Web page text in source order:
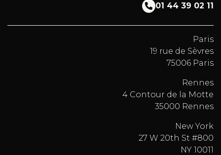
01 44 39 02 11
Paris
19 rue de Sèvres
75006 Paris
Rennes
4 Contour de la Motte
35000 Rennes
New York
27 W 20th St #800
NY 10011